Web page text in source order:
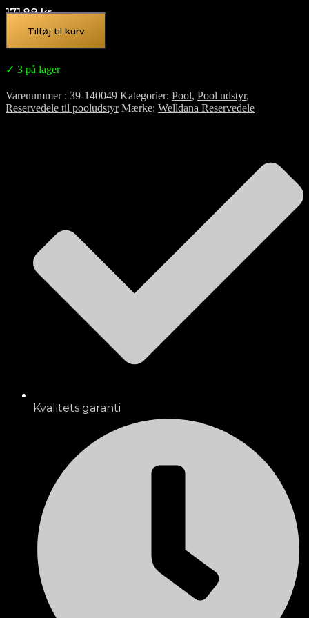
171,88kr.
Tilføj til kurv
✓ 3 på lager
Varenummer 39-140049 Kategorier Pool, Pool udstyr,
Reservedele til pooludstyr Mærke Welldana Reservedele
Kvalitets garanti